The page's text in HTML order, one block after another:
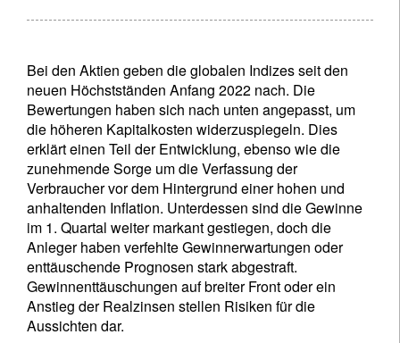
Bei den Aktien geben die globalen Indizes seit den
neuen Höchstständen Anfang 2022 nach. Die
Bewertungen haben sich nach unten angepasst, um
die höheren Kapitalkosten widerzuspiegeln. Dies
erklärt einen Teil der Entwicklung, ebenso wie die
zunehmende Sorge um die Verfassung der
Verbraucher vor dem Hintergrund einer hohen und
anhaltenden Inflation. Unterdessen sind die Gewinne
im 1. Quartal weiter markant gestiegen, doch die
Anleger haben verfehlte Gewinnerwartungen oder
enttäuschende Prognosen stark abgestraft.
Gewinnenttäuschungen auf breiter Front oder ein
Anstieg der Realzinsen stellen Risiken für die
Aussichten dar.